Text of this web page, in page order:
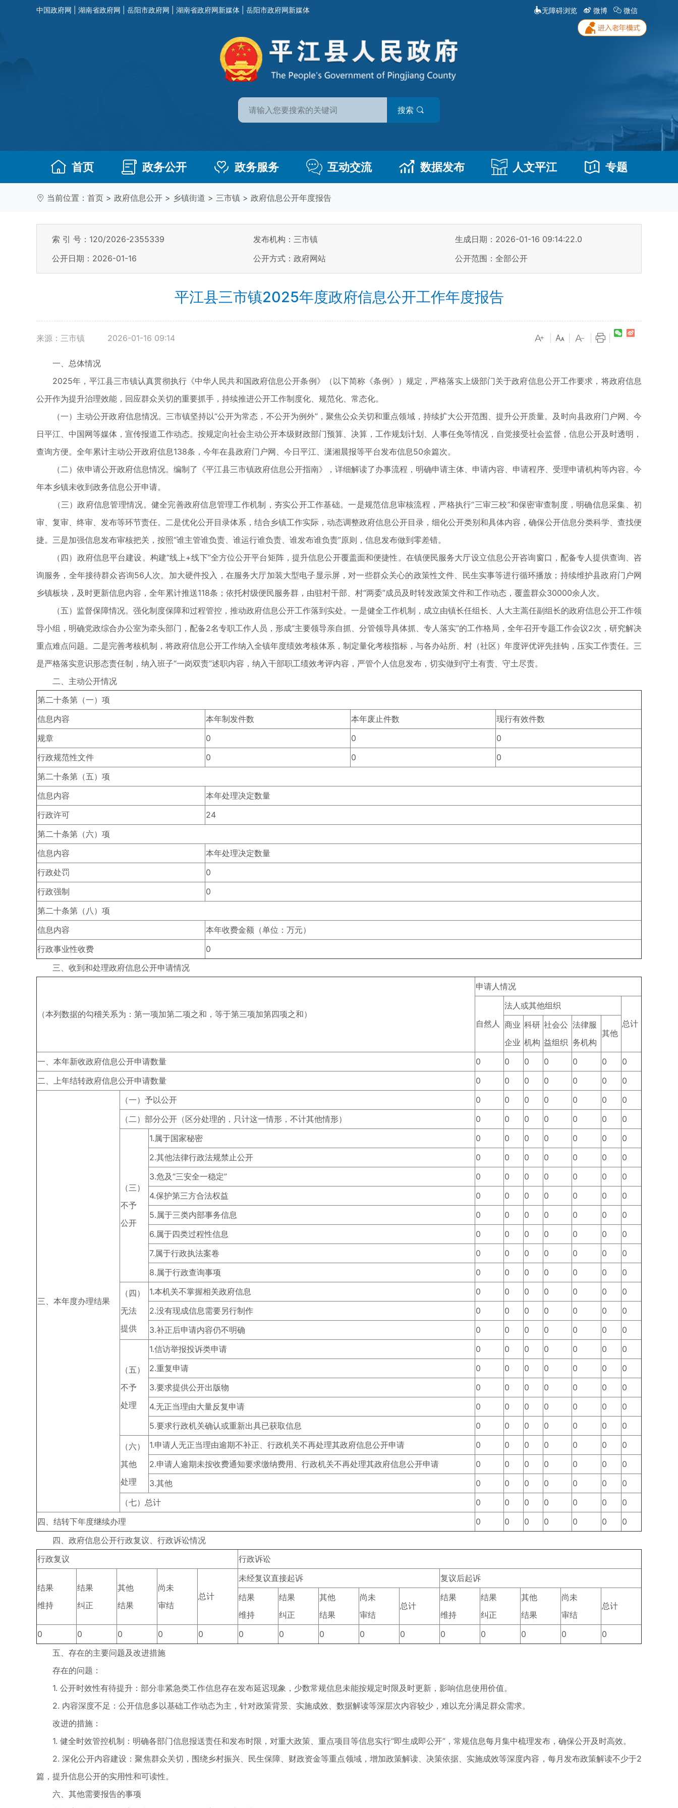
中国政府网 湖南省政府网 岳阳市政府网 湖南省政府网新媒体 岳阳市政府网新媒体 无障碍浏览 微博 微信
搜索
首页 政务公开 政务服务 互动交流 数据发布 人文平江 专题
当前位置： 首页 > 政府信息公开 > 乡镇街道 > 三市镇 > 政府信息公开年度报告
索 引 号：120/2026-2355339 发布机构：三市镇
生成日期：2026-01-16 09:14:22.0
公开日期：2026-01-16
公开方式：政府网站 公开范围：全部公开
平江县三市镇2025年度政府信息公开工作年度报告
来源：三市镇 2026-01-16 09:14
一、总体情况
2025年，平江县三市镇认真贯彻执行《中华人民共和国政府信息公开条例》（以下简称《条例》）规定，严格落实上级部门关于政府信息公开工作要求，将政府信息
公开作为提升治理效能，回应群众关切的重要抓手，持续推进公开工作制度化、规范化、常态化。
（一）主动公开政府信息情况。三市镇坚持以“公开为常态，不公开为例外”，聚焦公众关切和重点领域，持续扩大公开范围、提升公开质量。及时向县政府门户网、今
日平江、中国网等媒体，宣传报道工作动态。按规定向社会主动公开本级财政部门预算、决算，工作规划计划、人事任免等情况，自觉接受社会监督，信息公开及时透明，
查询方便。全年累计主动公开政府信息138条，今年在县政府门户网、今日平江、潇湘晨报等平台发布信息50余篇次。
（二）依申请公开政府信息情况。编制了《平江县三市镇政府信息公开指南》，详细解读了办事流程，明确申请主体、申请内容、申请程序、受理申请机构等内容。今
年本乡镇未收到政务信息公开申请。
（三）政府信息管理情况。健全完善政府信息管理工作机制，夯实公开工作基础。一是规范信息审核流程，严格执行“三审三校”和保密审查制度，明确信息采集、初
审、复审、终审、发布等环节责任。二是优化公开目录体系，结合乡镇工作实际，动态调整政府信息公开目录，细化公开类别和具体内容，确保公开信息分类科学、查找便
捷。三是加强信息发布审核把关，按照“谁主管谁负责、谁运行谁负责、谁发布谁负责”原则，信息发布做到零差错。
（四）政府信息平台建设。构建“线上+线下”全方位公开平台矩阵，提升信息公开覆盖面和便捷性。在镇便民服务大厅设立信息公开咨询窗口，配备专人提供查询、咨
询服务，全年接待群众咨询56人次。加大硬件投入，在服务大厅加装大型电子显示屏，对一些群众关心的政策性文件、民生实事等进行循环播放；持续维护县政府门户网
乡镇板块，及时更新信息内容，全年累计推送118条；依托村级便民服务群，由驻村干部、村“两委”成员及时转发政策文件和工作动态，覆盖群众30000余人次。
（五）监督保障情况。强化制度保障和过程管控，推动政府信息公开工作落到实处。一是健全工作机制，成立由镇长任组长、人大主蒿任副组长的政府信息公开工作领
导小组，明确党政综合办公室为牵头部门，配备2名专职工作人员，形成“主要领导亲自抓、分管领导具体抓、专人落实”的工作格局，全年召开专题工作会议2次，研究解决
重点难点问题。二是完善考核机制，将政府信息公开工作纳入全镇年度绩效考核体系，制定量化考核指标，与各办站所、村（社区）年度评优评先挂钩，压实工作责任。三
是严格落实意识形态责任制，纳入班子“一岗双责”述职内容，纳入干部职工绩效考评内容，严管个人信息发布，切实做到守土有责、守土尽责。
二、主动公开情况
第二十条第（一）项
信息内容
本年制发件数 本年废止件数
现行有效件数
规章
0 0
0
行政规范性文件
0 0
0
第二十条第（五）项
信息内容
本年处理决定数量
行政许可
24
第二十条第（六）项
信息内容
本年处理决定数量
行政处罚
0
行政强制
0
第二十条第（八）项
信息内容
本年收费金额（单位：万元）
行政事业性收费
0
三、收到和处理政府信息公开申请情况
（本列数据的勾稽关系为：第一项加第二项之和，等于第三项加第四项之和）
申请人情况
自然人
法人或其他组织
总计
商业
企业
科研
机构
社会公
益组织
法律服
务机构
其他
一、本年新收政府信息公开申请数量 0 0 0 0 0 0
0
二、上年结转政府信息公开申请数量
0 0 0 0 0 0 0
三、本年度办理结果
（一）予以公开 0 0 0 0 0 0
0
（二）部分公开（区分处理的，只计这一情形，不计其他情形）
0 0 0 0 0 0 0
（三）
不予
公开
1.属于国家秘密 0 0 0 0 0 0
0
2.其他法律行政法规禁止公开
0 0 0 0 0 0
0
3.危及“三安全一稳定”
0 0 0 0 0 0
0
4.保护第三方合法权益
0 0 0 0 0 0
0
5.属于三类内部事务信息
0 0 0 0 0 0
0
6.属于四类过程性信息
0 0 0 0 0 0
0
7.属于行政执法案卷
0 0 0 0 0 0
0
8.属于行政查询事项
0 0 0 0 0 0 0
（四）
无法
提供
1.本机关不掌握相关政府信息 0 0 0 0 0 0
0
2.没有现成信息需要另行制作
0 0 0 0 0 0
0
3.补正后申请内容仍不明确
0 0 0 0 0 0 0
（五）
不予
处理
1.信访举报投诉类申请 0 0 0 0 0 0
0
2.重复申请
0 0 0 0 0 0
0
3.要求提供公开出版物
0 0 0 0 0 0
0
4.无正当理由大量反复申请
0 0 0 0 0 0
0
5.要求行政机关确认或重新出具已获取信息
0 0 0 0 0 0 0
（六）
其他
处理
1.申请人无正当理由逾期不补正、行政机关不再处理其政府信息公开申请 0 0 0 0 0 0
0
2.申请人逾期未按收费通知要求缴纳费用、行政机关不再处理其政府信息公开申请
0 0 0 0 0 0
0
3.其他
0 0 0 0 0 0
0
（七）总计
0 0 0 0 0 0
0
四、结转下年度继续办理
0 0 0 0 0 0
0
四、政府信息公开行政复议、行政诉讼情况
行政复议
行政诉讼
结果
维持
结果
纠正
其他
结果
尚未
审结
总计
未经复议直接起诉
复议后起诉
结果
维持
结果
纠正
其他
结果
尚未
审结
总计
结果
维持
结果
纠正
其他
结果
尚未
审结
总计
0 0 0 0 0 0 0 0 0 0 0 0 0 0
0
五、存在的主要问题及改进措施
存在的问题：
1. 公开时效性有待提升：部分非紧急类工作信息存在发布延迟现象，少数常规信息未能按规定时限及时更新，影响信息使用价值。
2. 内容深度不足：公开信息多以基础工作动态为主，针对政策背景、实施成效、数据解读等深层次内容较少，难以充分满足群众需求。
改进的措施：
1. 健全时效管控机制：明确各部门信息报送责任和发布时限，对重大政策、重点项目等信息实行“即生成即公开”，常规信息每月集中梳理发布，确保公开及时高效。
2. 深化公开内容建设：聚焦群众关切，围绕乡村振兴、民生保障、财政资金等重点领域，增加政策解读、决策依据、实施成效等深度内容，每月发布政策解读不少于2
篇，提升信息公开的实用性和可读性。
六、其他需要报告的事项